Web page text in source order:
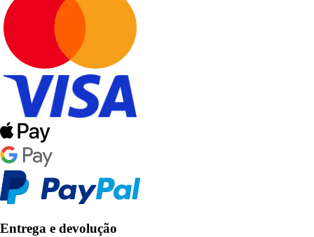
Entrega e devolução